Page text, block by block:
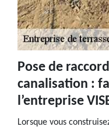
Pose de
canalisation :
l’entreprise
Lorsque vous